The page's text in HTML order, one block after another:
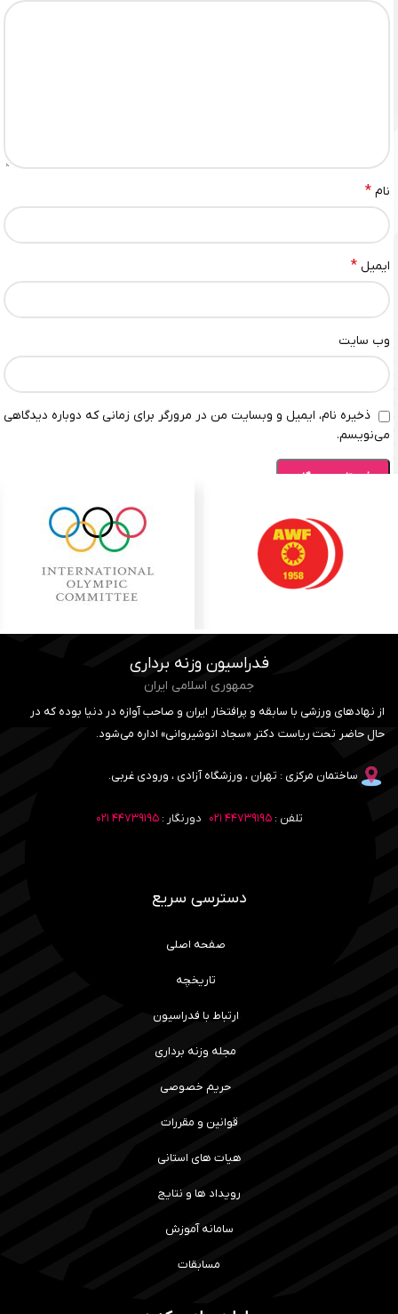
نام *
ایمیل *
وب‌ سایت
ذخیره نام، ایمیل و وبسایت من در مرورگر برای زمانی که دوباره دیدگاهی
می‌نویسم.
فدراسیون وزنه برداری
جمهوری اسلامی ایران
از نهادهای ورزشی با سابقه و پرافتخار ایران و صاحب آوازه در دنیا بوده که در
حال حاضر تحت ریاست دکتر «سجاد انوشیروانی» اداره می‌شود.
ساختمان مرکزی : تهران ، ورزشگاه آزادی ، ورودی غربی.
تلفن :۴۴۷۳۹۱۹۵ ۰۲۱ دورنگار :۴۴۷۳۹۱۹۵ ۰۲۱
دسترسی سریع
صفحه اصلی
تاریخچه
ارتباط با فدراسیون
مجله وزنه برداری
حریم خصوصی
قوانین و مقررات
هیات های استانی
رویداد ها و نتایج
سامانه آموزش
مسابقات